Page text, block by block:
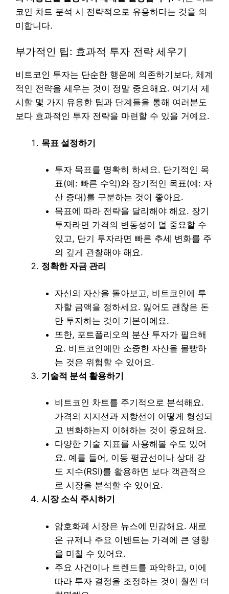
코인 차트 분석 시 전략적으로 유용하다는 것을 의
미합니다.
부가적인 팁: 효과적 투자 전략 세우기
비트코인 투자는 단순한 행운에 의존하기보다, 체계
적인 전략을 세우는 것이 정말 중요해요. 여기서 제
시할 몇 가지 유용한 팁과 단계들을 통해 여러분도
보다 효과적인 투자 전략을 마련할 수 있을 거예요.
목표 설정하기
투자 목표를 명확히 하세요. 단기적인 목
표(예: 빠른 수익)와 장기적인 목표(예: 자
산 증대)를 구분하는 것이 좋아요.
목표에 따라 전략을 달리해야 해요. 장기
투자라면 가격의 변동성이 덜 중요할 수
있고, 단기 투자라면 빠른 추세 변화를 주
의 깊게 관찰해야 해요.
정확한 자금 관리
자신의 자산을 돌아보고, 비트코인에 투
자할 금액을 정하세요. 잃어도 괜찮은 돈
만 투자하는 것이 기본이에요.
또한, 포트폴리오의 분산 투자가 필요해
요. 비트코인에만 소중한 자산을 몰빵하
는 것은 위험할 수 있어요.
기술적 분석 활용하기
비트코인 차트를 주기적으로 분석해요.
가격의 지지선과 저항선이 어떻게 형성되
고 변화하는지 이해하는 것이 중요해요.
다양한 기술 지표를 사용해볼 수도 있어
요. 예를 들어, 이동 평균선이나 상대 강
도 지수(RSI)를 활용하면 보다 객관적으
로 시장을 분석할 수 있어요.
시장 소식 주시하기
암호화폐 시장은 뉴스에 민감해요. 새로
운 규제나 주요 이벤트는 가격에 큰 영향
을 미칠 수 있어요.
주요 사건이나 트렌드를 파악하고, 이에
따라 투자 결정을 조정하는 것이 훨씬 더